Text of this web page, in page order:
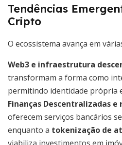
Tendências
Cripto
O ecossistema avança em
Web3 e infraestrutura
transformam a forma como
permitindo identidade própria
Finanças Descentralizadas
oferecem serviços bancários
enquanto a tokenização de